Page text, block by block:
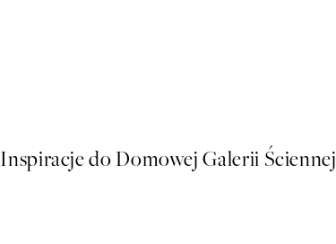
Inspiracje do Domowej Galerii Ściennej